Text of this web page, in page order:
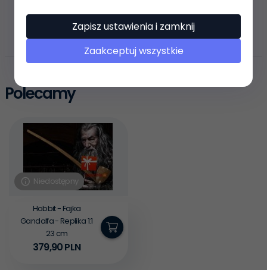
OPINIE KLIENTÓW
Polecamy
Niedostępny
Hobbit - Fajka
Gandalfa - Replika 1:1
23 cm
379,90PLN
Zapisz ustawienia i zamknij
Zaakceptuj wszystkie